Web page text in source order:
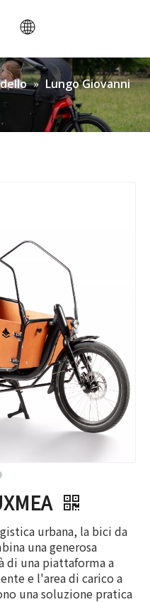
» Lungo Giovanni
urbana, la bici da
una generosa
di una piattaforma a
e l'area di carico a
una soluzione pratica